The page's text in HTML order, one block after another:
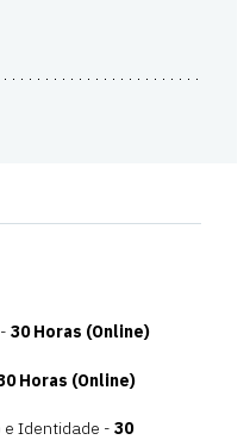
30 Horas (Online)
Horas (Online)
e Identidade - 30